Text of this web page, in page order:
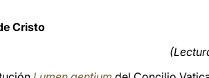
Cristo